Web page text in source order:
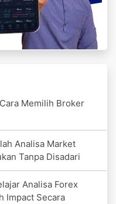
Memilih Broker
Analisa Market
Tanpa Disadari
Analisa Forex
Impact Secara